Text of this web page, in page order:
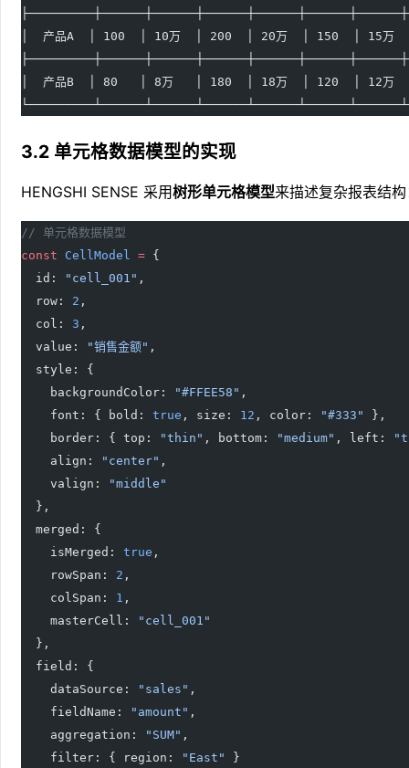
│  产品A  │ 100  │ 10万  │ 200  │ 20万  │ 150  │ 15万
│  产品B  │ 80   │ 8万   │ 180  │ 18万  │ 120  │ 12万
3.2 单元格数据模型的实现
HENGSHI SENSE 采用树形单元格模型来描述复杂报表结
// 单元格数据模型
const CellModel = {
  id:
"cell_001" ,
  row:
2 ,
  col:
3 ,
  value:
"销售金额" ,
  style: {
    backgroundColor:
"#FFEE58" ,
    font: { bold:
true , size: 12 , color: "#333"
},
    border: { top:
"thin" , bottom: "medium" , left:
    align:
"center" ,
    valign:
"middle"
  },
  merged: {
    isMerged:
true ,
    rowSpan:
2 ,
    colSpan:
1 ,
    masterCell:
"cell_001"
  },
  field: {
    dataSource:
"sales" ,
    fieldName:
"amount" ,
    aggregation:
"SUM" ,
    filter: { region:
"East"
}